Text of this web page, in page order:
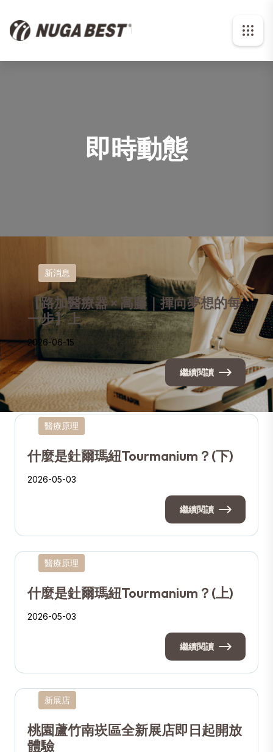
即時動態
新消息
【路加醫療器 × 高藤｜揮向夢想的每
一步】上
2026-06-15
繼續閱讀
醫療原理
什麼是釷爾瑪紐Tourmanium？(下)
2026-05-03
繼續閱讀
醫療原理
什麼是釷爾瑪紐Tourmanium？(上)
2026-05-03
繼續閱讀
新展店
桃園蘆竹南崁區全新展店即日起開放
體驗